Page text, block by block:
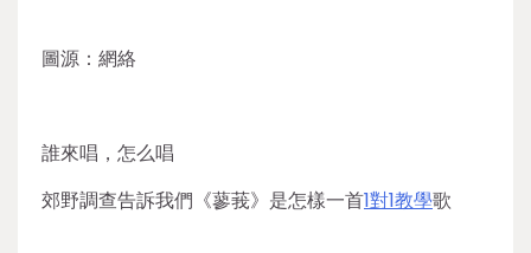
圖源：網絡
誰來唱，怎么唱
郊野調查告訴我們《蓼莪》是怎樣一首1對1教學歌